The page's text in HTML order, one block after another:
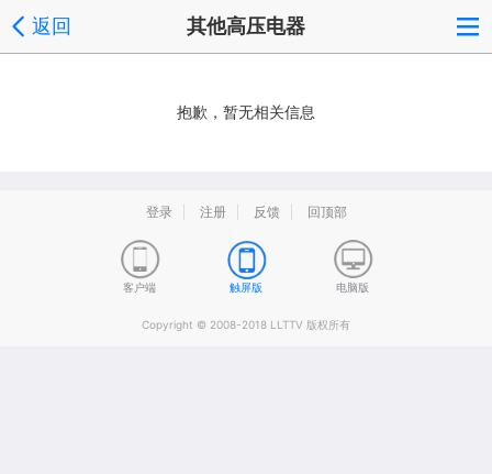
返回 其他高压电器
抱歉，暂无相关信息
登录 注册 反馈 回顶部
客户端 触屏版 电脑版
Copyright © 2008-2018 LLTTV 版权所有